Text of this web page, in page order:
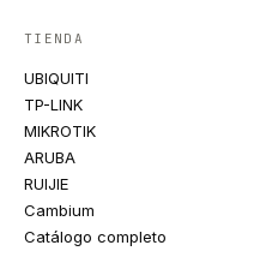
TIENDA
UBIQUITI
TP-LINK
MIKROTIK
ARUBA
RUIJIE
Cambium
Catálogo completo